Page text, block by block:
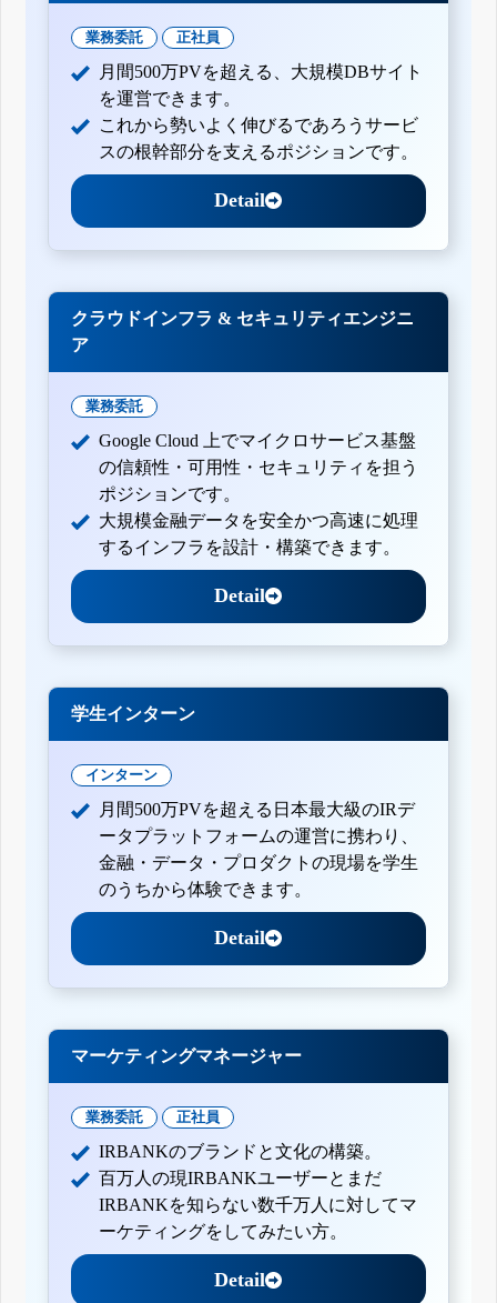
業務委託 正社員
月間500万PVを超える、大規模DBサイト
を運営できます。
これから勢いよく伸びるであろうサービ
スの根幹部分を支えるポジションです。
Detail
クラウドインフラ & セキュリティエンジニ
ア
業務委託
Google Cloud 上でマイクロサービス基盤
の信頼性・可用性・セキュリティを担う
ポジションです。
大規模金融データを安全かつ高速に処理
するインフラを設計・構築できます。
Detail
学生インターン
インターン
月間500万PVを超える日本最大級のIRデ
ータプラットフォームの運営に携わり、
金融・データ・プロダクトの現場を学生
のうちから体験できます。
Detail
マーケティングマネージャー
業務委託 正社員
IRBANKのブランドと文化の構築。
百万人の現IRBANKユーザーとまだ
IRBANKを知らない数千万人に対してマ
ーケティングをしてみたい方。
Detail